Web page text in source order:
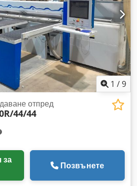
1 /9
отпред
44/44
Позвънете